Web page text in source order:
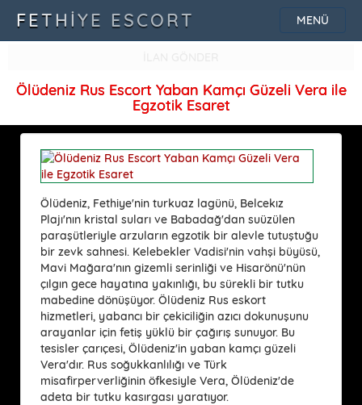
MENÜ
FETHIYE ESCORT
Ölüdeniz Rus Escort Yaban Kamçı Güzeli Vera ile
Egzotik Esaret
Ölüdeniz, Fethiye'nin turkuaz lagünü, Belcekız
Plajı'nın kristal suları ve Babadağ'dan suüzülen
paraşütleriyle arzuların egzotik bir alevle tutuştuğu
bir zevk sahnesi. Kelebekler Vadisi'nin vahşi büyüsü,
Mavi Mağara'nın gizemli serinliği ve Hisarönü'nün
çılgın gece hayatına yakınlığı, bu sürekli bir tutku
mabedine dönüşüyor. Ölüdeniz Rus eskort
hizmetleri, yabancı bir çekiciliğin azıcı dokunuşunu
arayanlar için fetiş yüklü bir çağırış sunuyor. Bu
tesisler çarıçesi, Ölüdeniz'in yaban kamçı güzeli
Vera'dır. Rus soğukkanlılığı ve Türk
misafirperverliğinin öfkesiyle Vera, Ölüdeniz'de
adeta bir tutku kasırgası yaratıyor.